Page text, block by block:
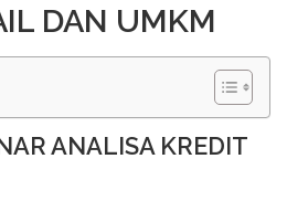
DAN UMKM
ANALISA KREDIT